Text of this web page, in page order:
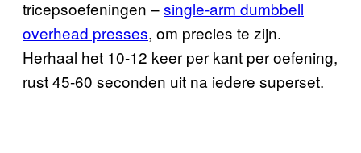
tricepsoefeningen –single-arm dumbbell
overhead presses, om precies te zijn.
Herhaal het 10-12 keer per kant per oefening,
rust 45-60 seconden uit na iedere superset.